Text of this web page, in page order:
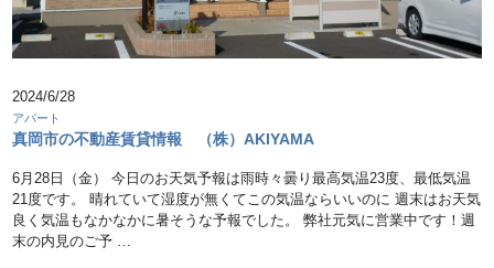
2024/6/28
アパート
真岡市の不動産賃貸情報 （株）AKIYAMA
6月28日（金） 今日のお天気予報は雨時々曇り最高気温23度、最低気温
21度です。 晴れていて湿度が無くてこの気温ならいいのに 週末はお天気
良く気温もなかなかに暑そうな予報でした。 弊社元気に営業中です！週
末の内見のご予 …